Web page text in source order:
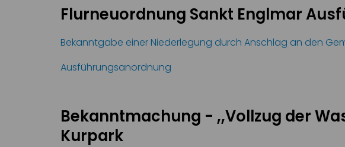
Flurneuordnung Sankt Englmar
Bekanntgabe einer Niederlegung durch Anschlag an den
Ausführungsanordnung
Bekanntmachung - ,,Vollzug der
Kurpark